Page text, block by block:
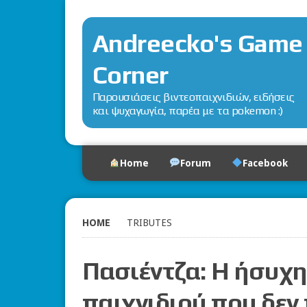
Andreecko's Game
Corner
Παρουσιάσεις βιντεοπαιχνιδιών, ειδήσεις
και ψυχαγωγία, παρέα με τα pokemon :)
Home Forum Facebook
HOME TRIBUTES
Πασιέντζα: Η